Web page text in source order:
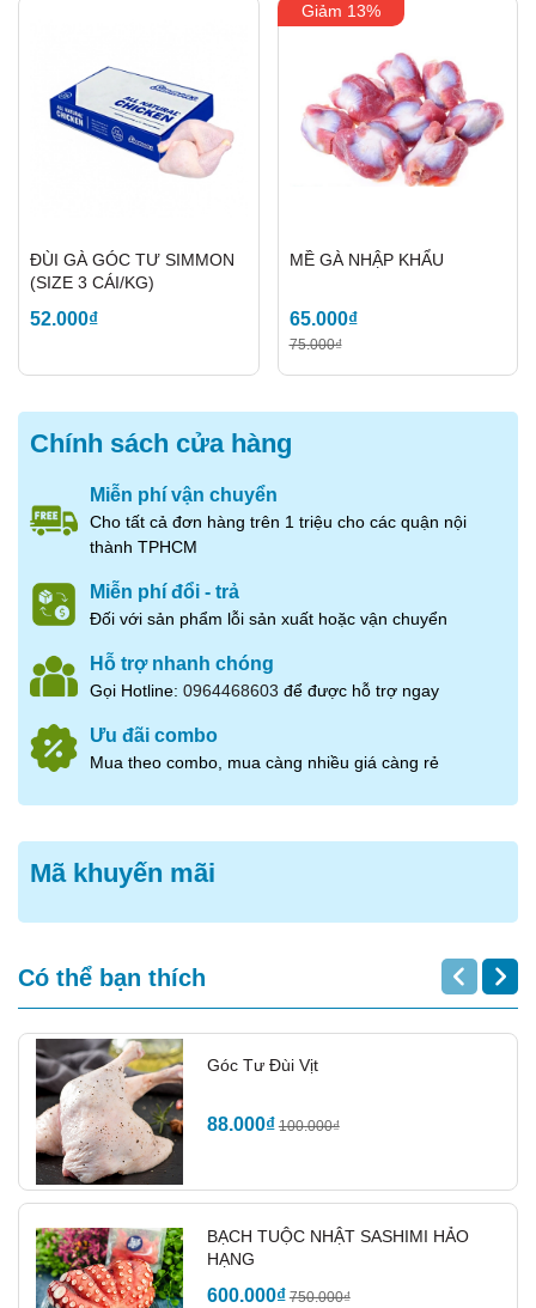
Ngọc kê gà xào hẹ
ĐÙI GÀ GÓC TƯ SIMMON
(SIZE 3 CÁI/KG)
52.000₫
Giảm 13%
MỀ GÀ NHẬP KHẨU
65.000₫
75.000₫
Chính sách cửa hàng
Miễn phí vận chuyển
Cho tất cả đơn hàng trên 1 triệu cho các quận nội
thành TPHCM
Miễn phí đổi - trả
Đối với sản phẩm lỗi sản xuất hoặc vận chuyển
Hỗ trợ nhanh chóng
Gọi Hotline: 0964468603 để được hỗ trợ ngay
Ưu đãi combo
Mua theo combo, mua càng nhiều giá càng rẻ
Mã khuyến mãi
Có thể bạn thích
Góc Tư Đùi Vịt
88.000₫ 100.000₫
BẠCH TUỘC NHẬT SASHIMI HẢO
HẠNG
600.000₫ 750.000₫